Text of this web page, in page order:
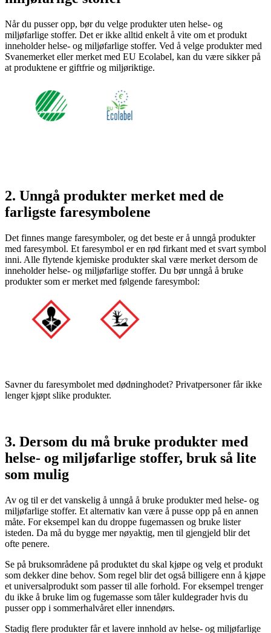
Når du pusser opp, bør du velge produkter uten helse- og
miljøfarlige stoffer. Det er ikke alltid enkelt å vite om et produkt
inneholder helse- og miljøfarlige stoffer. Ved å velge produkter med
Svanemerket eller merket med EU Ecolabel, kan du være sikker på
at produktene er giftfrie og miljøriktige.
2. Unngå produkter merket med de
farligste faresymbolene
Det finnes mange faresymboler, og det beste er å unngå produkter
med faresymbol. Et faresymbol er en rød firkant med et svart symbol
inni. Alle flytende kjemiske produkter skal være merket dersom de
inneholder helse- og miljøfarlige stoffer. Du bør unngå å bruke
produkter som er merket med følgende faresymbol:
Savner du faresymbolet med dødninghodet? Privatpersoner får ikke
lenger kjøpt slike produkter.
3. Dersom du må bruke produkter med
helse- og miljøfarlige stoffer, bruk så lite
som mulig
Av og til er det vanskelig å unngå å bruke produkter med helse- og
miljøfarlige stoffer. Et alternativ kan være å pusse opp på en annen
måte. For eksempel kan du droppe fugemassen og bruke lister
isteden. Da må du bygge mer nøyaktig, men til gjengjeld blir det
ofte penere.
Se på bruksområdene på produktet du skal kjøpe og velg et produkt
som dekker dine behov. Som regel blir det også billigere enn å kjøpe
et universalprodukt som passer til alle forhold. For eksempel trenger
du ikke å bruke lim og fugemasse som tåler kuldegrader hvis du
pusser opp i sommerhalvåret eller innendørs.
Stadig flere produkter får et lavere innhold av helse- og miljøfarlige